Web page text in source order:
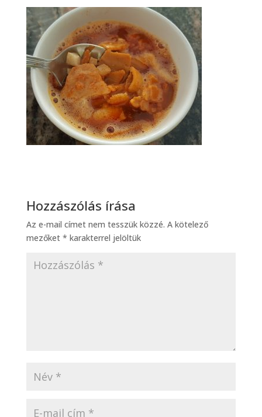
Hozzászólás írása
Az e-mail címet nem tesszük közzé. A kötelező
mezőket * karakterrel jelöltük